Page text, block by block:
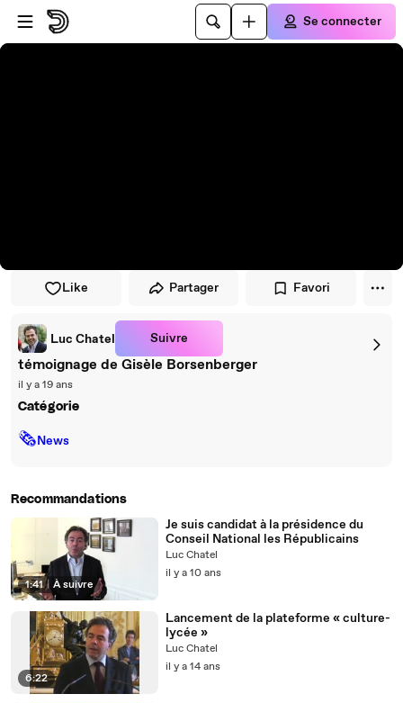
Passer au player
Passer au contenu principal
Se connecter
Like Partager Favori
Luc Chatel Suivre
témoignage de Gisèle Borsenberger
il y a 19 ans
Catégorie
🗞News
Recommandations
1:41 | À suivre
Je suis candidat à la présidence du
Conseil National les Républicains
Luc Chatel
il y a 10 ans
6:22
Lancement de la plateforme « culture-
lycée »
Luc Chatel
il y a 14 ans